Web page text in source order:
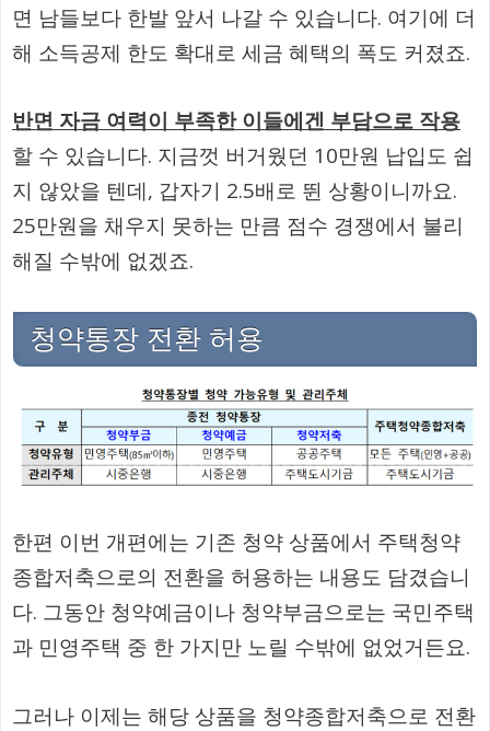
면 남들보다 한발 앞서 나갈 수 있습니다. 여기에 더
해 소득공제 한도 확대로 세금 혜택의 폭도 커졌죠.
반면 자금 여력이 부족한 이들에겐 부담으로 작용
할 수 있습니다. 지금껏 버거웠던 10만원 납입도 쉽
지 않았을 텐데, 갑자기 2.5배로 뛴 상황이니까요.
25만원을 채우지 못하는 만큼 점수 경쟁에서 불리
해질 수밖에 없겠죠.
청약통장 전환 허용
한편 이번 개편에는 기존 청약 상품에서 주택청약
종합저축으로의 전환을 허용하는 내용도 담겼습니
다. 그동안 청약예금이나 청약부금으로는 국민주택
과 민영주택 중 한 가지만 노릴 수밖에 없었거든요.
그러나 이제는 해당 상품을 청약종합저축으로 전환